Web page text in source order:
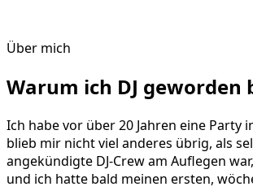
Über mich
Warum ich DJ geworden
Ich habe vor über 20 Jahren eine Party
blieb mir nicht viel anderes übrig, als
angekündigte DJ-Crew am Auflegen
und ich hatte bald meinen ersten,